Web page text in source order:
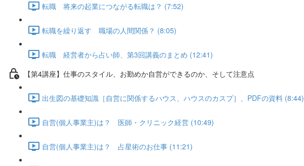
転職 将来の起業につながる転職は？ (7:52)
転職を繰り返す 職場の人間関係？ (8:05)
転職 経営者から占い師、第3回講義のまとめ (12:41)
【第4講座】仕事のスタイル、お勤めか自営ができるのか、そして注意点
出生図の基礎知識［自営に関係するハウス、ハウスのカスプ］、PDFの資料 (8:44)
自営(個人事業主)は？ 医師・クリニック経営 (10:49)
自営(個人事業主)は？ 占星術のお仕事 (11:21)